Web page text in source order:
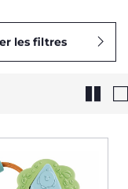
les filtres